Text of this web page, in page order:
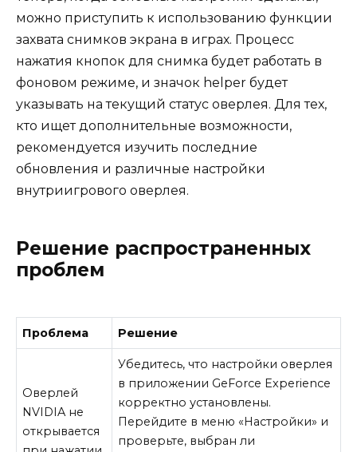
можно приступить к использованию функции
захвата снимков экрана в играх. Процесс
нажатия кнопок для снимка будет работать в
фоновом режиме, и значок helper будет
указывать на текущий статус оверлея. Для тех,
кто ищет дополнительные возможности,
рекомендуется изучить последние
обновления и различные настройки
внутриигрового оверлея.
Решение распространенных
проблем
Проблема Решение
Оверлей
NVIDIA не
открывается
Убедитесь, что настройки оверлея
в приложении GeForce Experience
корректно установлены.
Перейдите в меню «Настройки» и
проверьте, выбран ли